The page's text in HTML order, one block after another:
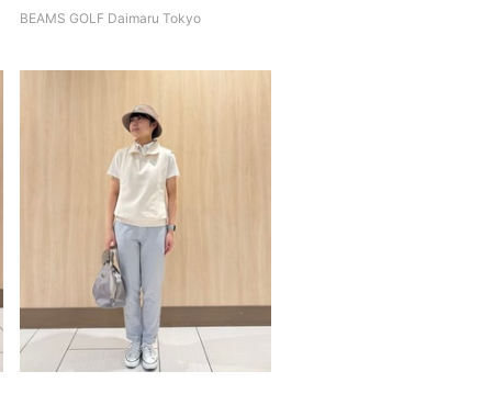
BEAMS GOLF Daimaru Tokyo